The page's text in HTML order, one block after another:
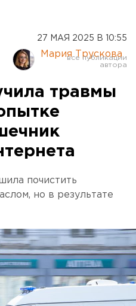
27 МАЯ 2025 В 10:55
Мария Трускова
травмы
почистить
но в результате